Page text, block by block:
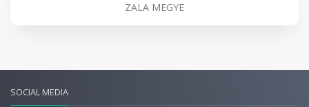
ZALA MEGYE
SOCIAL MEDIA